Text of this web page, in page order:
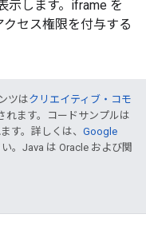
示します。iframe を
セス権限を付与する
ツはクリエイティブ・コモ
れます。コードサンプルは
す。詳しくは、 Google
。Java は Oracle および関